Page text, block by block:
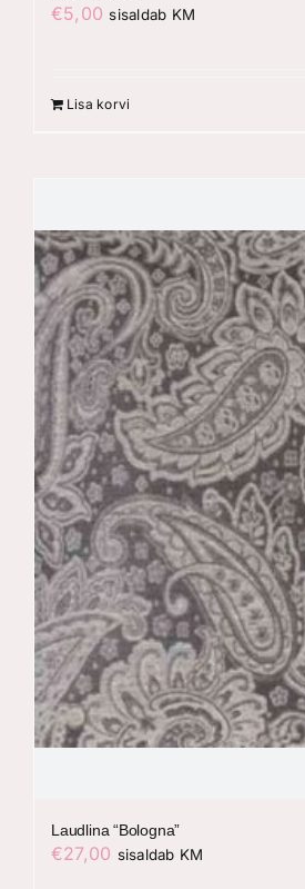
€5,00 sisaldab KM
Lisa korvi
Laudlina “Bologna”
€27,00 sisaldab KM